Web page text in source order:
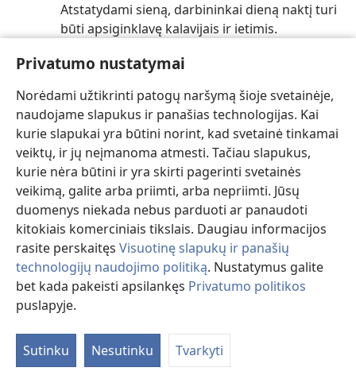
Privatumo nustatymai
Norėdami užtikrinti patogų naršymą šioje svetainėje,
naudojame slapukus ir panašias technologijas. Kai
kurie slapukai yra būtini norint, kad svetainė tinkamai
veiktų, ir jų neįmanoma atmesti. Tačiau slapukus,
kurie nėra būtini ir yra skirti pagerinti svetainės
veikimą, galite arba priimti, arba nepriimti. Jūsų
duomenys niekada nebus parduoti ar panaudoti
kitokiais komerciniais tikslais. Daugiau informacijos
rasite perskaitęs Visuotinę slapukų ir panašių
technologijų naudojimo politiką. Nustatymus galite
bet kada pakeisti apsilankęs Privatumo politikos
puslapyje.
Sutinku Nesutinku Tvarkyti
Atstatydami sieną, darbininkai dieną naktį turi
būti apsiginklavę kalavijais ir ietimis.
6 DALIS
Nuo Jėzaus gimimo iki jo mirties
84 PASAKOJIMAS
Angelas aplanko Mariją
Jis praneša žinią nuo Dievo — Marija pagimdys
kūdikį, kuris taps karaliumi ir karaliaus
amžinai.
85 PASAKOJIMAS
Jėzus gimsta tvartelyje
Kodėl būsimasis karalius gimsta ten, kur